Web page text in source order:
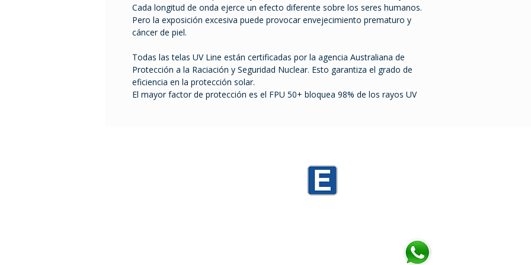
Cada longitud de onda ejerce un efecto diferente sobre los seres humanos.
Pero la exposición excesiva puede provocar envejecimiento prematuro y
cáncer de piel.
Todas las telas UV Line están certificadas por la agencia Australiana de
Protección a la Raciación y Seguridad Nuclear. Esto garantiza el grado de
eficiencia en la protección solar.
El mayor factor de protección es el FPU 50+ bloquea 98% de los rayos UV